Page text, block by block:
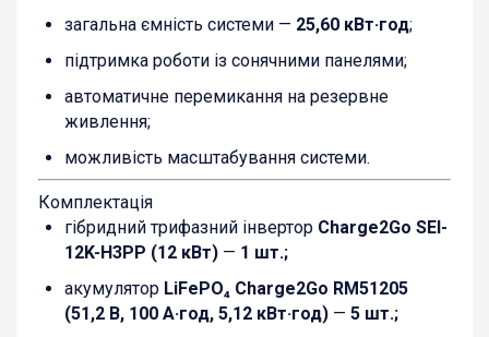
загальна ємність системи — 25,60 кВт·год;
підтримка роботи із сонячними панелями;
автоматичне перемикання на резервне
живлення;
можливість масштабування системи.
Комплектація
гібридний трифазний інвертор Charge2Go SEI-
12K-H3PP (12 кВт) — 1 шт.;
акумулятор LiFePO₄ Charge2Go RM51205
(51,2 В, 100 А·год, 5,12 кВт·год) — 5 шт.;